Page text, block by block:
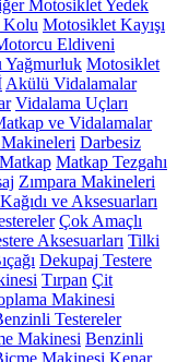
Motosiklet Yedek
Kolu Motosiklet Kayışı
Eldiveni
Yağmurluk Motosiklet
Akülü Vidalamalar
Vidalama Uçları
ve Vidalamalar
Makineleri Darbesiz
Matkap Tezgahı
Zımpara Makineleri
ve Aksesuarları
Çok Amaçlı
Aksesuarları Tilki
Dekupaj Testere
Tırpan Çit
Makinesi
Testereler
Makinesi Benzinli
Makinesi Kenar